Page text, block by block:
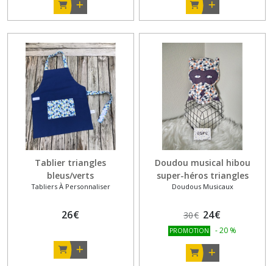
Tablier triangles
bleus/verts
Tabliers À Personnaliser
26€
Doudou musical hibou
super-héros triangles
Doudous Musicaux
30€ 24€
PROMOTION -20 %